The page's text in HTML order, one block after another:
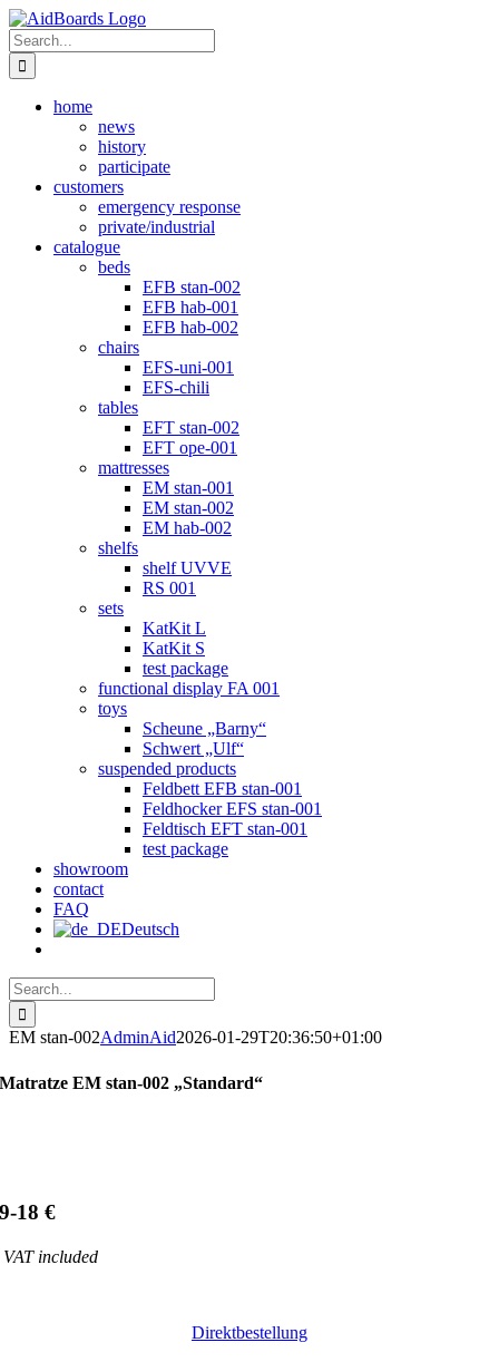
Skip
to
content
Instagram
Search
for:
home
news
history
participate
customers
emergency response
private/industrial
catalogue
beds
EFB stan-002
EFB hab-001
EFB hab-002
chairs
EFS-uni-001
EFS-chili
tables
EFT stan-002
EFT ope-001
mattresses
EM stan-001
EM stan-002
EM hab-002
shelfs
shelf UVVE
RS 001
sets
KatKit L
KatKit S
test package
functional display FA 001
toys
Scheune „Barny“
Schwert „Ulf“
suspended products
Feldbett EFB stan-001
Feldhocker EFS stan-001
Feldtisch EFT stan-001
test package
showroom
contact
FAQ
Deutsch
Search
for:
EM stan-002AdminAid2026-01-29T20:36:50+01:00
Matratze EM stan-002 „Standard“
9-18 €
VAT included
Direktbestellung